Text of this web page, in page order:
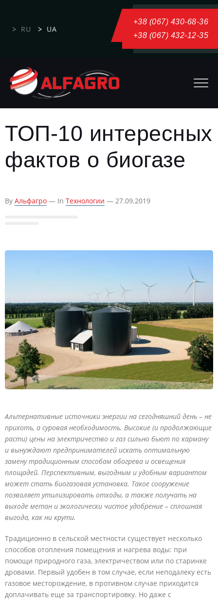
RU UA
+38 (067) 430-68-36
+38 (067) 432-12-35
ТОП-10 интересных
фактов о биогазе
By Альфагро — In Технологии — 27.09.2019
Альтернативные источники энергии на сегодняшний день – не
прихоть, а суровая необходимость. Высокие (и продолжающие
расти) цены на электричество и газ сильно бьют по карману
и вынуждают предпринимателей искать оптимальную
замену традиционным способам обогрева и освещения
площадей. Перспективным, выгодным и удобным вариантом
может стать биогазовая установка. Такое сооружение
позволяет утилизировать отходы, а также получать на
выходе метан и экологически чистое удобрение – сплошная
выгода, как ни крути.
Традиционно в сельской местности существует несколько
способов отопления помещения и нагрева воды: при
помощи природного газа, электричеством или по старинке
дровами. Первый удобен в том случае, если неподалеку есть
газовое месторождение, в противном случае приходится
доплачивать еще за транспортировку. Но даже с